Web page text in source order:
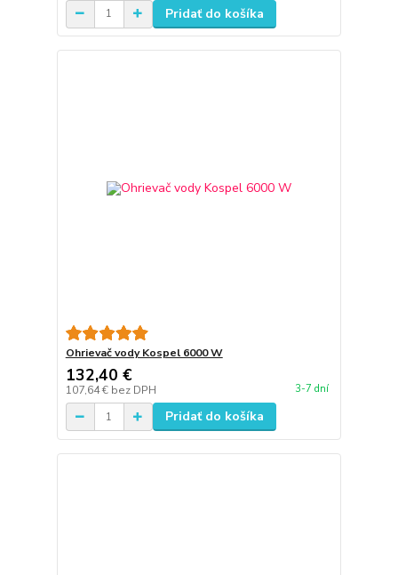
Pridať do košíka
Ohrievač vody Kospel 6000 W
132,40 €
107,64 € bez DPH 3-7 dní
Pridať do košíka